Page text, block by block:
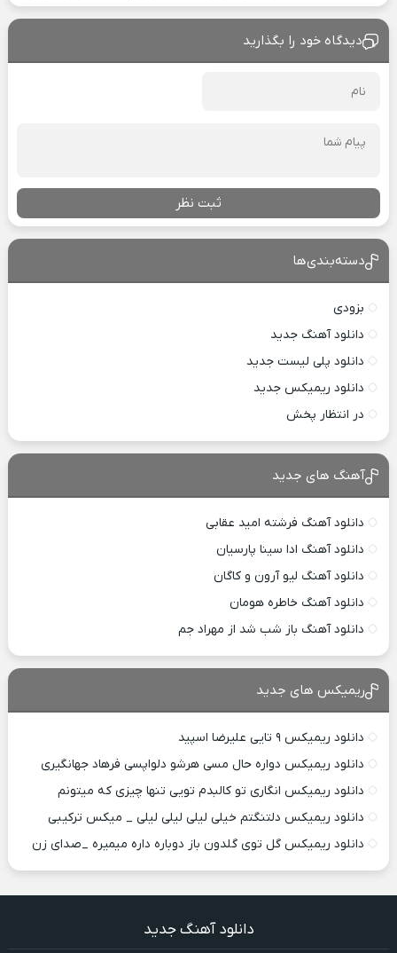
دیدگاه خود را بگذارید
ثبت نظر
دسته‌بندی‌ها
بزودی
دانلود آهنگ جدید
دانلود پلی لیست جدید
دانلود ریمیکس جدید
در انتظار پخش
آهنگ های جدید
دانلود آهنگ فرشته امید عقابی
دانلود آهنگ ادا سینا پارسیان
دانلود آهنگ لیو آرون و کاگان
دانلود آهنگ خاطره هومان
دانلود آهنگ باز شب شد از مهراد جم
ریمیکس های جدید
دانلود ریمیکس ۹ تایی علیرضا اسپید
دانلود ریمیکس دواره حال مسی هرشو دلواپسی فرهاد جهانگیری
دانلود ریمیکس انگاری تو کالبدم تویی تنها چیزی که میتونم
دانلود ریمیکس دلتنگتم خیلی لیلی لیلی لیلی _ میکس ترکیبی
دانلود ریمیکس گل توی گلدون باز دوباره داره میمیره _صدای زن
دانلود آهنگ جدید